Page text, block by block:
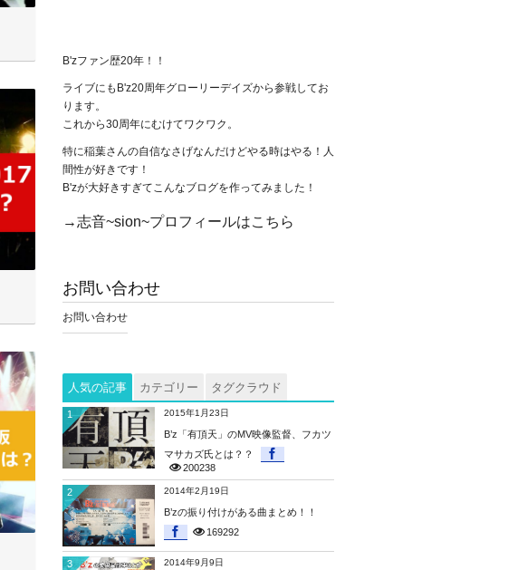
B'zファン歴20年！！
ライブにもB'z20周年グローリーデイズから参戦してお
ります。
これから30周年にむけてワクワク。
特に稲葉さんの自信なさげなんだけどやる時はやる！人
間性が好きです！
B'zが大好きすぎてこんなブログを作ってみました！
→志音~sion~プロフィールはこちら
お問い合わせ
お問い合わせ
人気の記事 カテゴリー タグクラウド
2015年1月23日
B’z「有頂天」のMV映像監督、フカツ
マサカズ氏とは？？
200238
1
2014年2月19日
B’zの振り付けがある曲まとめ！！
169292
2
2014年9月9日
3